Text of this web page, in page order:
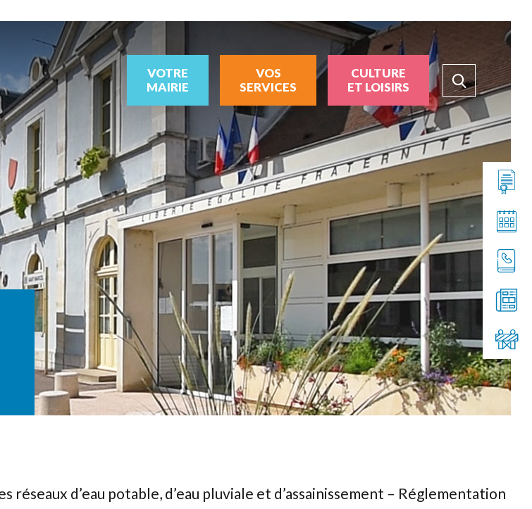
VOTRE
MAIRIE
VOS
SERVICES
CULTURE
ET LOISIRS
d’eau potable, d’eau pluviale et d’assainissement – Réglementation